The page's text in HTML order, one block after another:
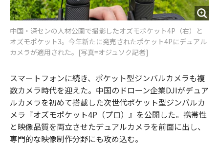
中国・深センの人材公園で撮影したオズモポケット4P（右）と
オズモポケット3。今年新たに発売されたポケット4Pにデュアル
カメラが適用された。[写真=オジュソク記者]
スマートフォンに続き、ポケット型ジンバルカメラも複
数カメラ時代を迎えた。中国のドローン企業DJIがデュア
ルカメラを初めて搭載した次世代ポケット型ジンバルカ
メラ『オズモポケット4P（プロ）』を公開した。携帯性
と映像品質を両立させたデュアルカメラを前面に出し、
専門的な映像制作分野にも攻め込む。